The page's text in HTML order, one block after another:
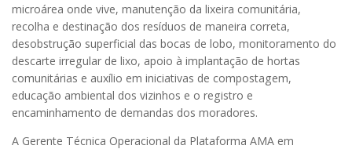
microárea onde vive, manutenção da lixeira comunitária,
recolha e destinação dos resíduos de maneira correta,
desobstrução superficial das bocas de lobo, monitoramento do
descarte irregular de lixo, apoio à implantação de hortas
comunitárias e auxílio em iniciativas de compostagem,
educação ambiental dos vizinhos e o registro e
encaminhamento de demandas dos moradores.
A Gerente Técnica Operacional da Plataforma AMA em